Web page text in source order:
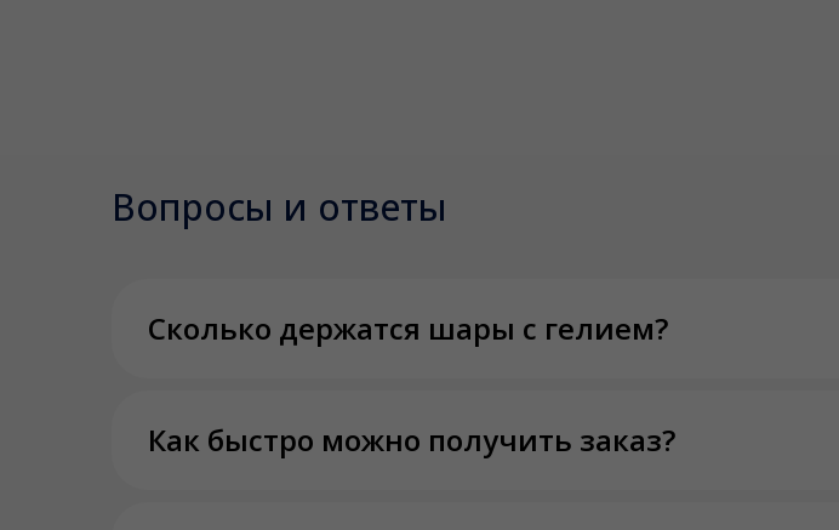
Вопросы и ответы
Сколько держатся шары с гелием?
Как быстро можно получить заказ?